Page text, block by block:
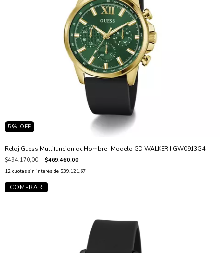
5 % OFF
Reloj Guess Multifuncion de Hombre I Modelo GD WALKER I GW0913G4
$494.170,00 $469.460,00
12 cuotas sin interés de $39.121,67